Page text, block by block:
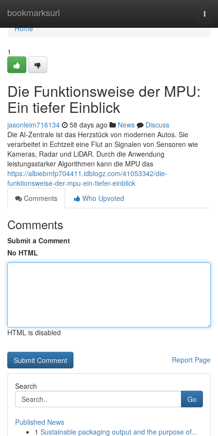
bookmarksurl
Home
Home
1
Die Funktionsweise der MPU:
Ein tiefer Einblick
jasonleim716134 58 days ago News
Discuss
Die AI-Zentrale ist das Herzstück von modernen Autos. Sie
verarbeitet in Echtzeit eine Flut an Signalen von Sensoren wie
Kameras, Radar und LiDAR. Durch die Anwendung
leistungsstarker Algorithmen kann die MPU das
https://albiebmfp704411.idblogz.com/41053342/die-
funktionsweise-der-mpu-ein-tiefer-einblick
Comments
Who Upvoted
Comments
Submit a Comment
No HTML
HTML is disabled
Report Page
Search
Go
Published News
1 Sustainable packaging output and the purpose of...